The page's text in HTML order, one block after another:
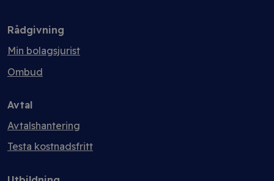
Rådgivning
Min bolagsjurist
Ombud
Avtal
Avtalshantering
Testa kostnadsfritt